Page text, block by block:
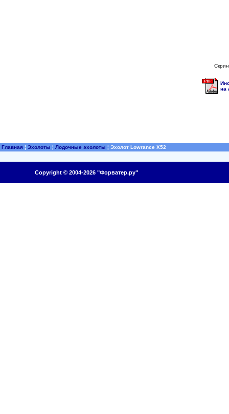
на
Главная ¦ Эхолоты ¦ Лодочные эхолоты ¦ Эхолот Lowrance X52
Copyright © 2004-2026 "Форватер.ру"